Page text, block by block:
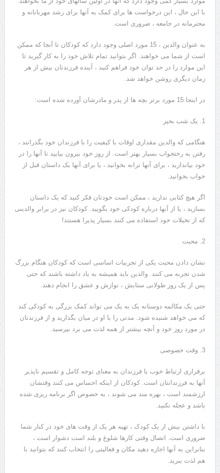
با این حال ، این درخواست ها برای کمک به آنها برای رشد مهربانانه و
محترمانه در جامعه ، ضروری است.
به عنوان والدین ، ​​15 مورد اصلی وجود دارد که کودکان تا آنجا که ممکن
است از شما می خواهند. اگر بتوانید تمام تلاش خود را به کار گیرید تا
این موارد را در حد توان خود فراهم کنید ، آینده فرزندتان بیش از هر
زمان دیگری روشن خواهد شد.
در اینجا 15 مورد برتر بچه ها از پدر و مادرشان آورده شده است:
1. یک شب بخیر
هنگامی که والدین مقداری اوقات با کیفیت را با فرزندان خود بگذرانند ،
رفتن به رختخواب بسیار بهتر است. از روز خود بیرون بیایید تا آنها را در
خود بیاندازید ، برای آنها ترانه بخوانید ، یا برای آنها یک داستان قبل از
خواب بخوانید.
اگر هیچ کتابی ندارید ، ممکن است خودتان فکر کنید که یک داستان
بسازید ، یا از آنها درباره کودکی خود بگویید. کودکان نیز در برابر والدینی
که از تخیلات خود استفاده می کنند بسیار پذیرا هستند!
2. محبت
نشان دادن محبت یکی از تجربیات اساسی است که کودکان هنگام بزرگ
شدن تجربه می کنند. والدین باید همیشه به یاد داشته باشند که حتی
پس از یک روز طولانی ستایش ، نوازش و عشق را انجام دهند.
حتی یک مکالمه دوستانه یک به یک می تواند کمک بزرگی به کودکی کند
که می خواهد شنیده شود. مدتی را با او در میان بگذارید و از فرزندتان
در مورد روز خود و آنچه بیشتر از همه لذت می برد بپرسید.
3. وقت خصوصی
برقراری ارتباط خوب با فرزندان به معنای توجه کامل و تقسیم ناپذیر
آنها به فرزندانتان است. کودکان از اینکه احساس می کنند وقتشان
ارزشمند است ، بهره مند می شوند ، به خصوص اگر برنامه ریزی شده
باشد و عجله نکنید.
با داشتن بیش از یک کودک ، تهیه هر یک از وقت های خود در کنار شما
ضروری است. اتصال وقتی کارها شلوغ و بلند است دشوار است ،
بنابراین به آنها اجازه دهید مکان و فعالیتی را انتخاب کنند که بتوانید با
هم لذت ببرید.